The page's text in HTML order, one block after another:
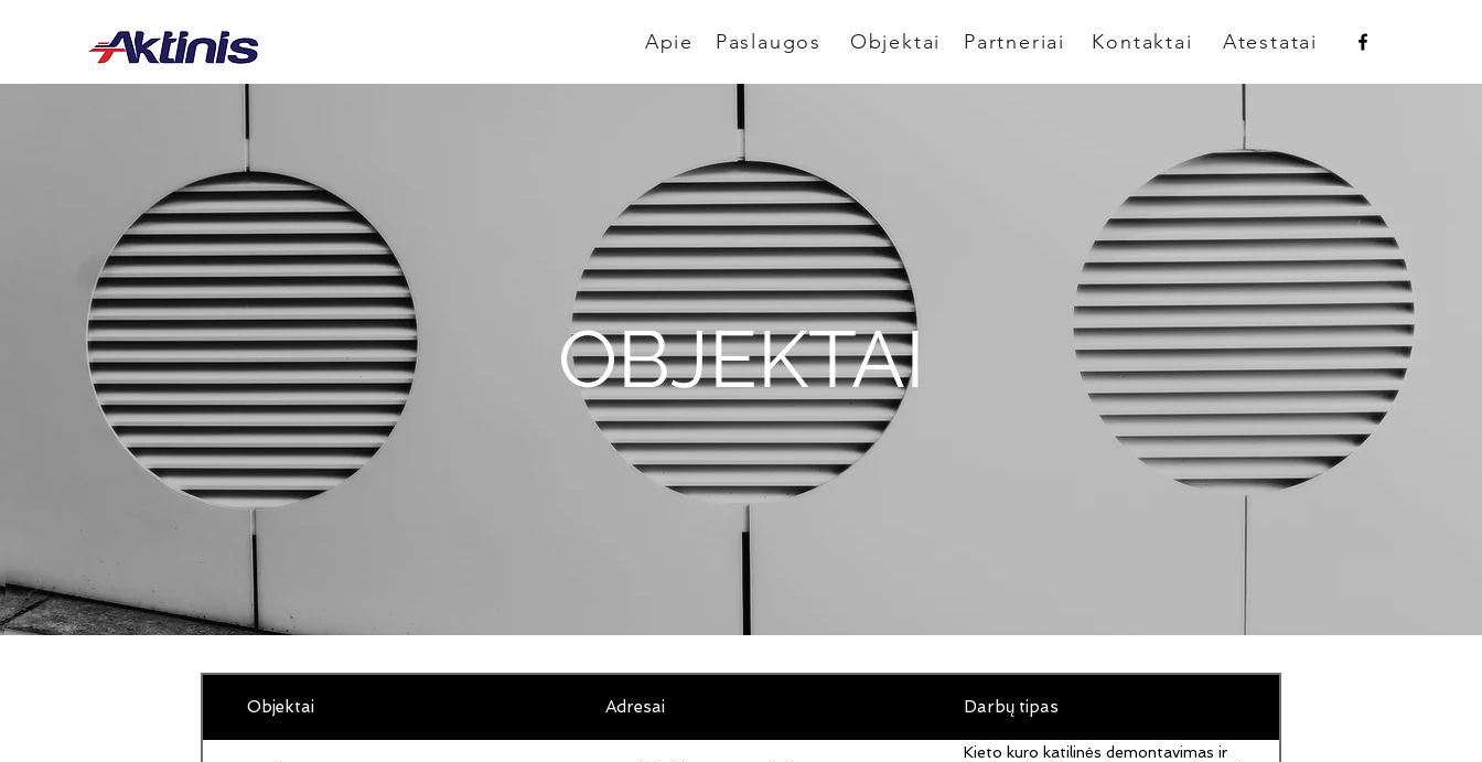
Atestatai
Apie Paslaugos Objektai Partneriai Kontaktai
OBJEKTAI
Objektai Adresai Darbų tipas
Kieto kuro katilinės demontavimas ir